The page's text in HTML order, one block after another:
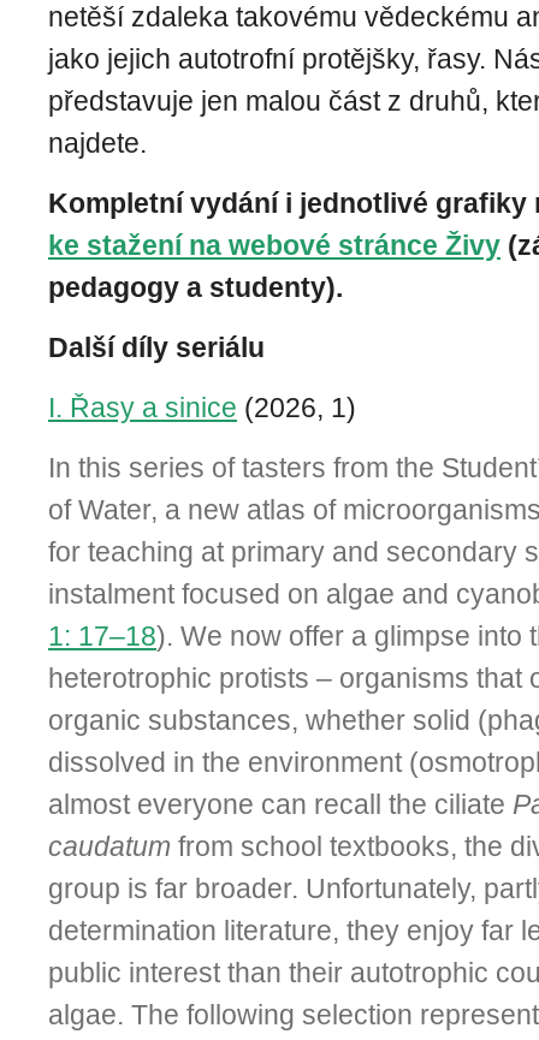
netěší zdaleka takovému vědeckému
jako jejich autotrofní protějšky, řasy.
představuje jen malou část z druhů,
najdete.
Kompletní vydání i jednotlivé grafiky
ke stažení na webové stránce Živy
pedagogy a studenty).
Další díly seriálu
I. Řasy a sinice (2026, 1)
In this series of tasters from the
of Water, a new atlas of
for teaching at primary and secondary
instalment focused on algae and
1: 17–18). We now offer a glimpse into
heterotrophic protists – organisms that
organic substances, whether solid
dissolved in the environment
almost everyone can recall the ciliate
caudatum from school textbooks, the
group is far broader. Unfortunately,
determination literature, they enjoy far
public interest than their autotrophic
algae. The following selection